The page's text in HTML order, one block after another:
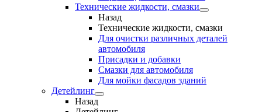
Технические жидкости, смазки
Назад
Технические жидкости, смазки
Для очистки различных деталей
автомобиля
Присадки и добавки
Смазки для автомобиля
Для мойки фасадов зданий
Детейлинг
Назад